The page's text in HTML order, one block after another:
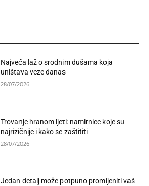
Najveća laž o srodnim dušama koja
uništava veze danas
28/07/2026
Trovanje hranom ljeti: namirnice koje su
najrizičnije i kako se zaštititi
28/07/2026
Jedan detalj može potpuno promijeniti vaš